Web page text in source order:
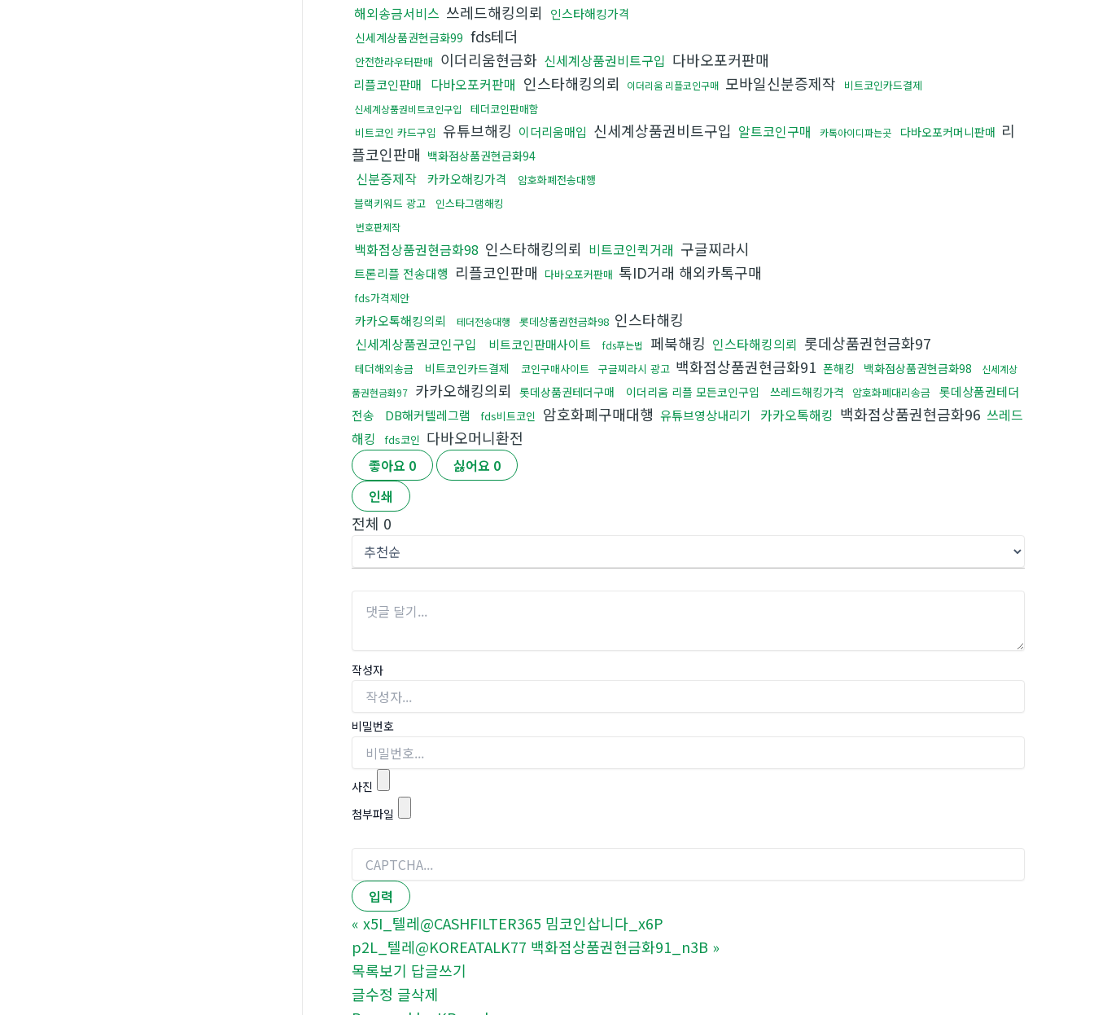
해외송금서비스 쓰레드해킹의뢰 인스타해킹가격
신세계상품권현금화99 fds테더
안전한라우터판매 이더리움현금화 신세계상품권비트구입 다바오포커판매
리플코인판매 다바오포커판매 인스타해킹의뢰 이더리움 리플코인구매 모바일신분증제작 비트코인카드결제
신세계상품권비트코인구입
테더코인판매함
비트코인 카드구입 유튜브해킹 이더리움매입 신세계상품권비트구입 알트코인구매 카톡아이디파는곳 다바오포커머니판매 리
플코인판매 백화점상품권현금화94
신분증제작 카카오해킹가격
암호화폐전송대행
블랙키워드 광고
인스타그램해킹
번호판제작
백화점상품권현금화98 인스타해킹의뢰 비트코인퀵거래 구글찌라시
트론리플 전송대행 리플코인판매 다바오포커판매 톡ID거래 해외카톡구매
fds가격제안
카카오톡해킹의뢰 테더전송대행 롯데상품권현금화98 인스타해킹
신세계상품권코인구입 비트코인판매사이트 fds푸는법 페북해킹 인스타해킹의뢰 롯데상품권현금화97
테더해외송금 비트코인카드결제 코인구매사이트 구글찌라시 광고 백화점상품권현금화91 폰해킹 백화점상품권현금화98
신세계상
품권현금화97 카카오해킹의뢰 롯데상품권테더구매 이더리움 리플 모든코인구입 쓰레드해킹가격 암호화폐대리송금
롯데상품권테더
전송
DB해커텔레그램 fds비트코인 암호화폐구매대행 유튜브영상내리기 카카오톡해킹 백화점상품권현금화96 쓰레드
해킹
fds코인 다바오머니환전
좋아요 0 싫어요 0
인쇄
전체 0
작성자
비밀번호
사진
첨부파일
« x5I_텔레@CASHFILTER365 밈코인삽니다_x6P
p2L_텔레@KOREATALK77 백화점상품권현금화91_n3B »
목록보기 답글쓰기
글수정 글삭제